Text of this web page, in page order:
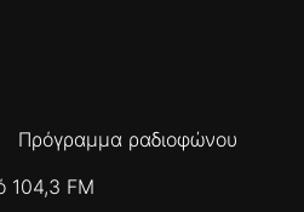
Πρόγραμμα ραδιοφώνου
104,3 FM